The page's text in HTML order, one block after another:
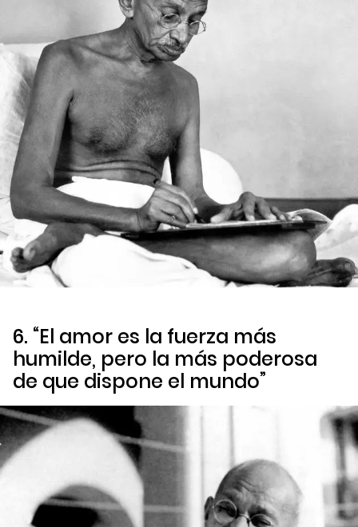
6. “El amor es la fuerza más
humilde, pero la más poderosa
de que dispone el mundo”